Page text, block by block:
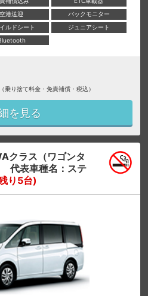
空港送迎
バックモニター
ルドシート
ジュニアシート
乗り捨て料金・免責補償・税込）
を見る
クラス（ワゴンタ
表車種名：ステ
り5台)